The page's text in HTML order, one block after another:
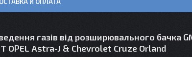
газів від розширювального бачка
OPEL Astra-J & Chevrolet Cruze Orland